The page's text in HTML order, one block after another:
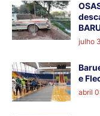
julho
e
abril